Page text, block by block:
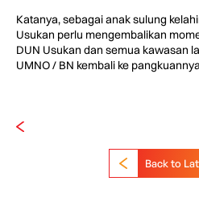
Katanya, sebagai anak sulung
Usukan perlu mengembalikan
DUN Usukan dan semua kawasan
UMNO / BN kembali ke
Back to